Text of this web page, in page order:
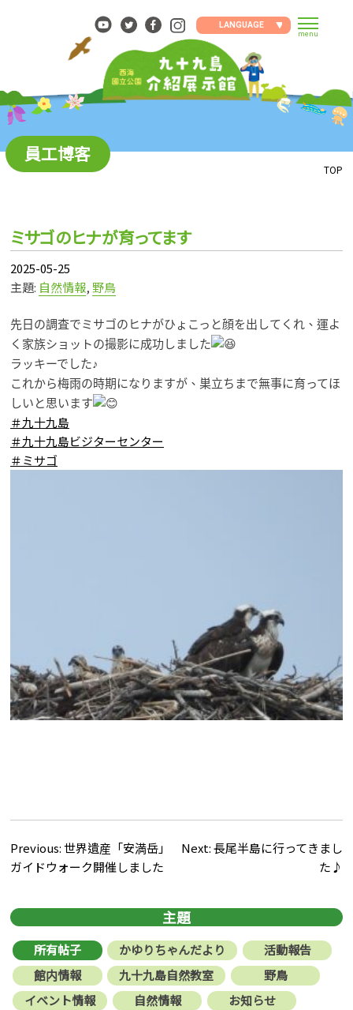
LANGUAGE
menu
TOP
員工博客
ミサゴのヒナが育ってます
2025-05-25
主題: 自然情報, 野鳥
先日の調査でミサゴのヒナがひょこっと顔を出してくれ、運よ
く家族ショットの撮影に成功しました
ラッキーでした♪
これから梅雨の時期になりますが、巣立ちまで無事に育ってほ
しいと思います
＃九十九島
＃九十九島ビジターセンター
＃ミサゴ
文
章
導
覽
Previous:世界遺産「安満岳」
ガイドウォーク開催しました
Next:長尾半島に行ってきまし
た♪
主題
所有帖子 かゆりちゃんだより
活動報告
館内情報
九十九島自然教室
野鳥
イベント情報
自然情報 お知らせ